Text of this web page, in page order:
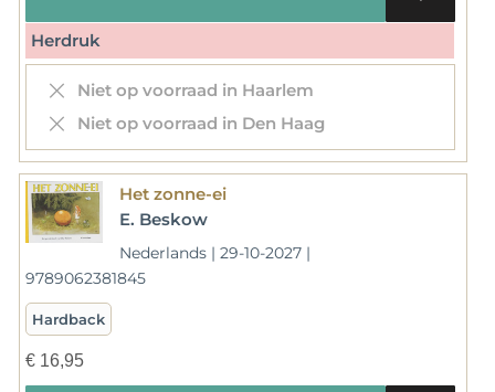
Herdruk
Niet op voorraad in Haarlem
Niet op voorraad in Den Haag
Het zonne-ei
E. Beskow
Nederlands | 29-10-2027 |
9789062381845
Hardback
€16,95